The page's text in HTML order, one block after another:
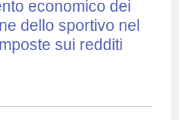
economico dei
dello sportivo nel
sui redditi